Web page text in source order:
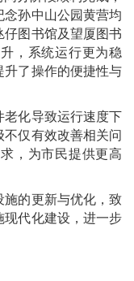
孙中山公园黄营均
图书馆及望厦图书
，系统运行更为稳
了操作的便捷性与
化导致运行速度下
仅有效改善相关问
，为市民提供更高
的更新与优化，致
代化建设，进一步